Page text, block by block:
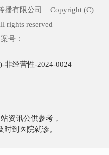
播有限公司 Copyright (C)
rights reserved
号：
非经营性-2024-0024
资讯公供参考，
到医院就诊。